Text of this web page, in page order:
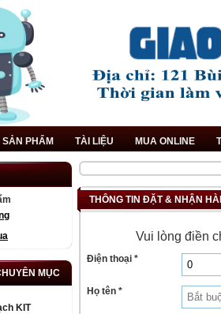
SẢN PHẨM TÀI LIỆU MUA ONLINE
THÔNG TIN ĐẶT & NHẬN
Vui lòng điền
Điện thoại *
Họ tên *
MỤC
KIT